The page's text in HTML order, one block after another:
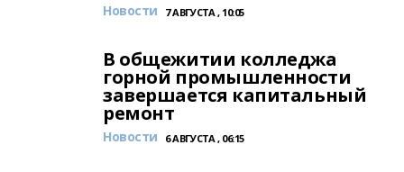
Новости 7 АВГУСТА , 10:05
В общежитии колледжа
горной промышленности
завершается капитальный
ремонт
Новости 6 АВГУСТА , 06:15